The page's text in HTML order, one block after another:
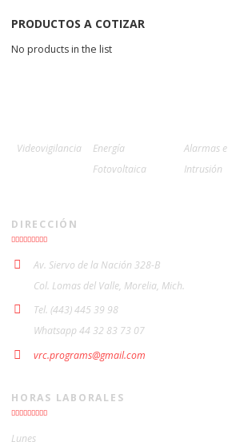
PRODUCTOS A COTIZAR
No products in the list
Videovigilancia
Energía
Fotovoltaica
Alarmas e
Intrusión
DIRECCIÓN
Av. Siervo de la Nación 328-B
Col. Lomas del Valle, Morelia, Mich.
Tel. (443) 445 39 98
Whatsapp 44 32 83 73 07
vrc.programs@gmail.com
HORAS LABORALES
Lunes